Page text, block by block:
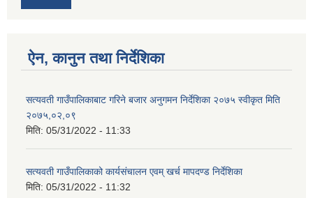
ऐन, कानुन तथा निर्देशिका
सत्यवती गाउँपालिकाबाट गरिने बजार अनुगमन निर्देशिका २०७५ स्वीकृत मिति
२०७५,०२,०९
मिति: 05/31/2022 - 11:33
सत्यवती गाउँपालिकाको कार्यसंचालन एवम् खर्च मापदण्ड निर्देशिका
मिति: 05/31/2022 - 11:32